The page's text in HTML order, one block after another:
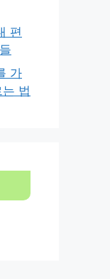
편
가
법